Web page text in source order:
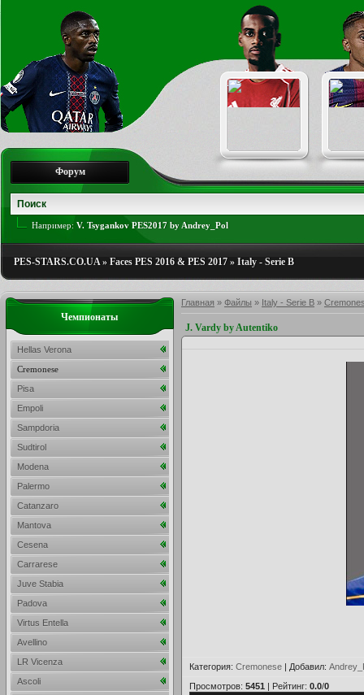
Форум
Например: V. Tsygankov PES2017 by Andrey_Pol
PES-STARS.CO.UA» Faces PES 2016 & PES 2017 » Italy - Serie B
Главная » Файлы » Italy - Serie B »
J. Vardy by Autentiko
Категория: Cremonese | Добавил:
Просмотров: 5451 | Рейтинг: 0.0/0
Чемпионаты
Hellas Verona
Cremonese
Pisa
Empoli
Sampdoria
Sudtirol
Modena
Palermo
Catanzaro
Mantova
Cesena
Carrarese
Juve Stabia
Padova
Virtus Entella
Avellino
LR Vicenza
Ascoli